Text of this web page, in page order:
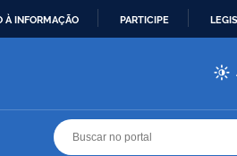
À INFORMAÇÃO PARTICIPE